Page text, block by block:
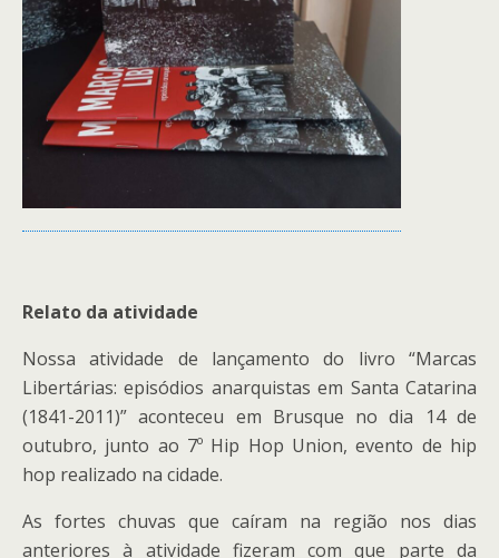
Relato da atividade
Nossa atividade de lançamento do livro “Marcas
Libertárias: episódios anarquistas em Santa Catarina
(1841-2011)” aconteceu em Brusque no dia 14 de
outubro, junto ao 7º Hip Hop Union, evento de hip
hop realizado na cidade.
As fortes chuvas que caíram na região nos dias
anteriores à atividade fizeram com que parte da